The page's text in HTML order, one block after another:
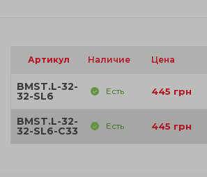
Артикул Наличие Цена
BMST.L-32-
32-SL6 Есть 445 грн
BMST.L-32-
32-SL6-C33 Есть 445 грн